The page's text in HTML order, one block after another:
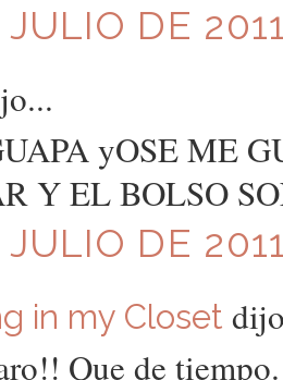
JULIO DE
yOSE ME
Y EL BOLSO
JULIO DE
in my Closet
Que de tiempo.